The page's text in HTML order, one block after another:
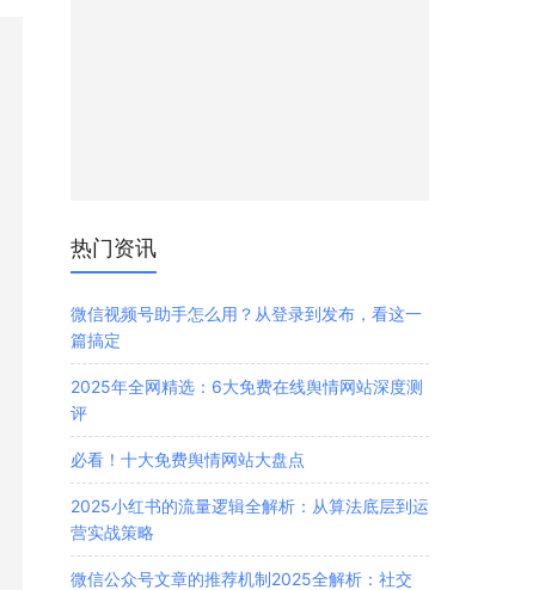
热门资讯
微信视频号助手怎么用？从登录到发布，看这一
篇搞定
2025年全网精选：6大免费在线舆情网站深度测
评
必看！十大免费舆情网站大盘点
2025小红书的流量逻辑全解析：从算法底层到运
营实战策略
微信公众号文章的推荐机制2025全解析：社交